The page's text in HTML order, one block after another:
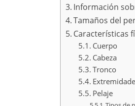
Información
Tamaños del
Características
Cuerpo
Cabeza
Tronco
Pelaje